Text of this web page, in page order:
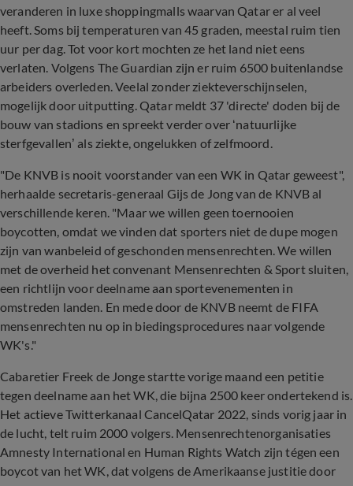
veranderen in luxe shoppingmalls waarvan Qatar er al veel
heeft. Soms bij temperaturen van 45 graden, meestal ruim tien
uur per dag. Tot voor kort mochten ze het land niet eens
verlaten. Volgens The Guardian zijn er ruim 6500 buitenlandse
arbeiders overleden. Veelal zonder ziekteverschijnselen,
mogelijk door uitputting. Qatar meldt 37 'directe' doden bij de
bouw van stadions en spreekt verder over ‘natuurlijke
sterfgevallen’ als ziekte, ongelukken of zelfmoord.
"De KNVB is nooit voorstander van een WK in Qatar geweest",
herhaalde secretaris-generaal Gijs de Jong van de KNVB al
verschillende keren. "Maar we willen geen toernooien
boycotten, omdat we vinden dat sporters niet de dupe mogen
zijn van wanbeleid of geschonden mensenrechten. We willen
met de overheid het convenant Mensenrechten & Sport sluiten,
een richtlijn voor deelname aan sportevenementen in
omstreden landen. En mede door de KNVB neemt de FIFA
mensenrechten nu op in biedingsprocedures naar volgende
WK's."
Cabaretier Freek de Jonge startte vorige maand een petitie
tegen deelname aan het WK, die bijna 2500 keer ondertekend is.
Het actieve Twitterkanaal CancelQatar 2022, sinds vorig jaar in
de lucht, telt ruim 2000 volgers. Mensenrechtenorganisaties
Amnesty International en Human Rights Watch zijn tégen een
boycot van het WK, dat volgens de Amerikaanse justitie door